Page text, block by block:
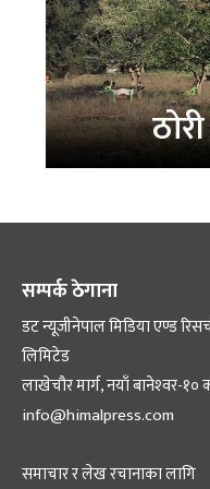
सम्पर्क ठेगाना
डट न्यूजीनेपाल मिडिया एण्ड
लिमिटेड
लाखेचौर मार्ग, नयाँ बानेश्‍वर-१०
info@himalpress.com
समाचार र लेख रचानाका लागि